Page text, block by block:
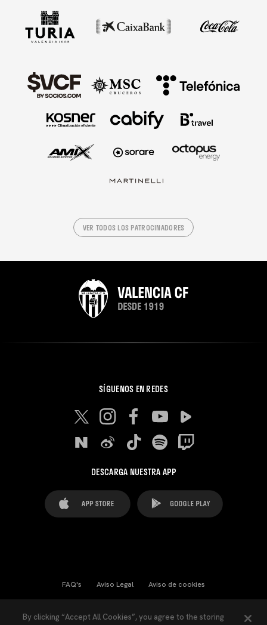
VER TODOS LOS PATROCINADORES
SÍGUENOS EN REDES
DESCARGA NUESTRA APP
FAQ's Aviso Legal Aviso de cookies
By clicking “Accept All Cookies”, you agree to the storing